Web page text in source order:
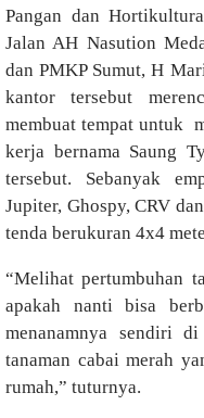
Pangan dan
Jalan AH Nasution
dan PMKP Sumut, H
kantor tersebut
membuat tempat untuk
kerja bernama Saung
tersebut. Sebanyak
Jupiter, Ghospy, CRV
tenda berukuran 4x4
“Melihat pertumbuhan
apakah nanti bisa
menanamnya sendiri
tanaman cabai merah
rumah,” tuturnya.